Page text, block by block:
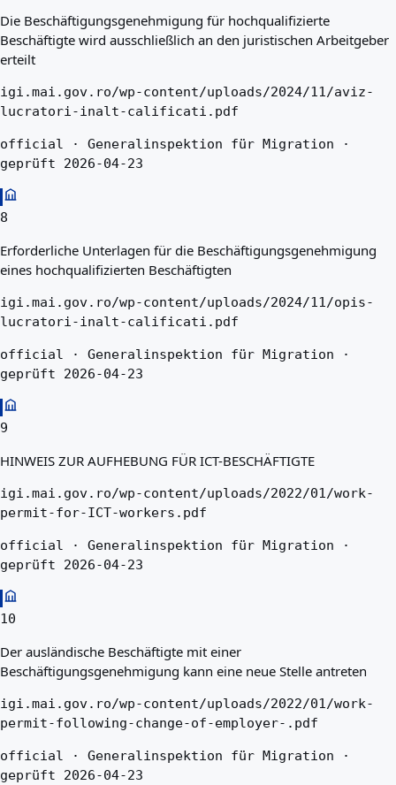
Die Beschäftigungsgenehmigung für hochqualifizierte
Beschäftigte wird ausschließlich an den juristischen Arbeitgeber
erteilt
igi.mai.gov.ro/wp-content/uploads/2024/11/aviz-
lucratori-inalt-calificati.pdf
official · Generalinspektion für Migration ·
geprüft 2026-04-23
8
Erforderliche Unterlagen für die Beschäftigungsgenehmigung
eines hochqualifizierten Beschäftigten
igi.mai.gov.ro/wp-content/uploads/2024/11/opis-
lucratori-inalt-calificati.pdf
official · Generalinspektion für Migration ·
geprüft 2026-04-23
9
HINWEIS ZUR AUFHEBUNG FÜR ICT-BESCHÄFTIGTE
igi.mai.gov.ro/wp-content/uploads/2022/01/work-
permit-for-ICT-workers.pdf
official · Generalinspektion für Migration ·
geprüft 2026-04-23
10
Der ausländische Beschäftigte mit einer
Beschäftigungsgenehmigung kann eine neue Stelle antreten
igi.mai.gov.ro/wp-content/uploads/2022/01/work-
permit-following-change-of-employer-.pdf
official · Generalinspektion für Migration ·
geprüft 2026-04-23